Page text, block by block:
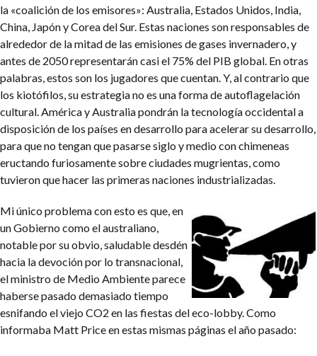
la «coalición de los emisores»: Australia, Estados Unidos, India,
China, Japón y Corea del Sur. Estas naciones son responsables de
alrededor de la mitad de las emisiones de gases invernadero, y
antes de 2050 representarán casi el 75% del PIB global. En otras
palabras, estos son los jugadores que cuentan. Y, al contrario que
los kiotófilos, su estrategia no es una forma de autoflagelación
cultural. América y Australia pondrán la tecnología occidental a
disposición de los países en desarrollo para acelerar su desarrollo,
para que no tengan que pasarse siglo y medio con chimeneas
eructando furiosamente sobre ciudades mugrientas, como
tuvieron que hacer las primeras naciones industrializadas.
Mi único problema con esto es que, en
un Gobierno como el australiano,
notable por su obvio, saludable desdén
hacia la devoción por lo transnacional,
el ministro de Medio Ambiente parece
haberse pasado demasiado tiempo
esnifando el viejo CO2 en las fiestas del eco-lobby. Como
informaba Matt Price en estas mismas páginas el año pasado: